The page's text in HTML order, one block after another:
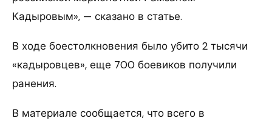
Кадыровым», — сказано в статье.
В ходе боестолкновения было убито 2 тысячи
«кадыровцев», еще 700 боевиков получили
ранения.
В материале сообщается, что всего в